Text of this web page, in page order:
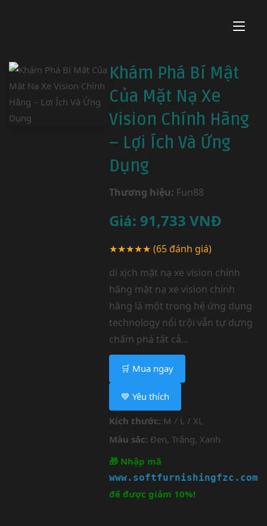
Khám Phá Bí Mật
Của Mặt Nạ Xe
Vision Chính Hãng
– Lợi Ích Và Ứng
Dụng
Thương hiệu: Fun88
Giá: 91,733 VNĐ
★★★★★ (65 đánh giá)
di xịch mặt nạ xe vision chính
hãng mặt nạ xe vision chính
hãng là một trong hệ ứng dụng
technology nổi trội vẫn tự dưng
chấm phá tất cả...
🛒 Mua ngay
💙 Yêu thích
Kích thước: M / L / XL
Màu sắc: Đen, Trắng, Xanh
🎁 Nhập mã
www.softfurnishingfzc.com
để được giảm 10%!